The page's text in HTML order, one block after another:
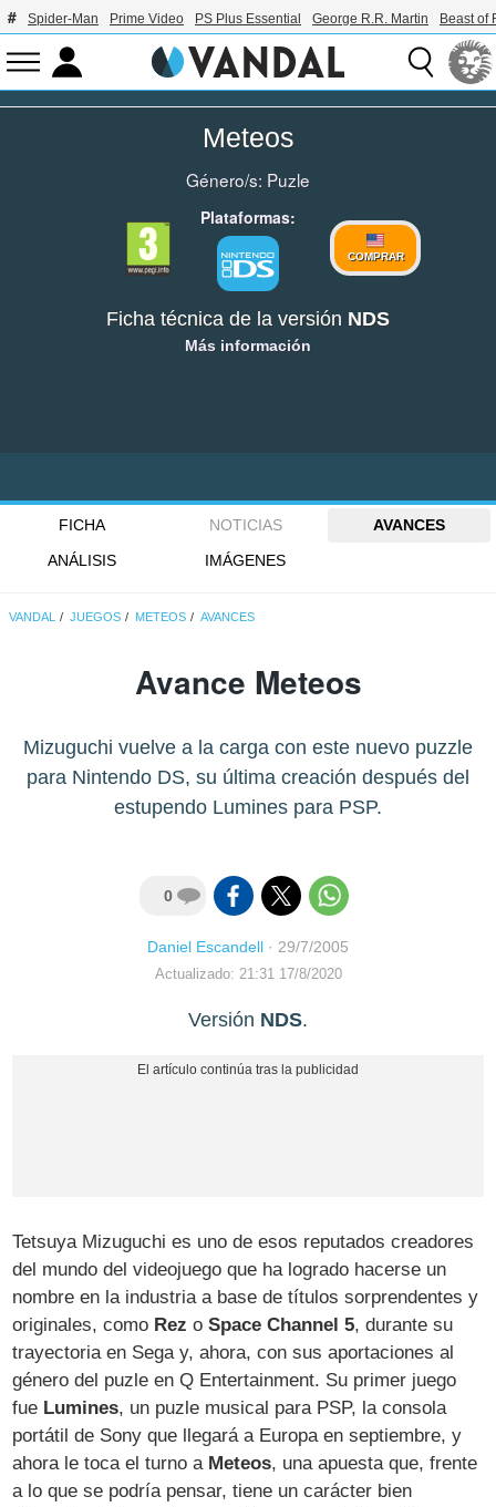
Spider-Man Prime Video PS Plus Essential George R.R. Martin Beast of
Meteos
Género/s: Puzle
Plataformas:
COMPRAR
Ficha técnica de la versión NDS
Más información
FICHA NOTICIAS
AVANCES
ANÁLISIS
IMÁGENES
VANDAL JUEGOS METEOS AVANCES
Avance Meteos
Mizuguchi vuelve a la carga con este nuevo puzzle
para Nintendo DS, su última creación después del
estupendo Lumines para PSP.
0
Daniel Escandell · 29/7/2005
Actualizado: 21:31 17/8/2020
Versión NDS.
Tetsuya Mizuguchi es uno de esos reputados creadores
del mundo del videojuego que ha logrado hacerse un
nombre en la industria a base de títulos sorprendentes y
originales, como Rez oSpace Channel 5, durante su
trayectoria en Sega y, ahora, con sus aportaciones al
género del puzle en Q Entertainment. Su primer juego
fue Lumines, un puzle musical para PSP, la consola
portátil de Sony que llegará a Europa en septiembre, y
ahora le toca el turno a Meteos, una apuesta que, frente
a lo que se podría pensar, tiene un carácter bien